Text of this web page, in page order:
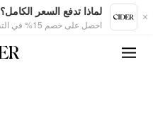
لماذا تدفع السعر الكامل؟
احصل على خصم 15% في التطبيق